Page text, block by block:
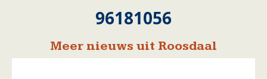
96181056
Meer nieuws uit Roosdaal